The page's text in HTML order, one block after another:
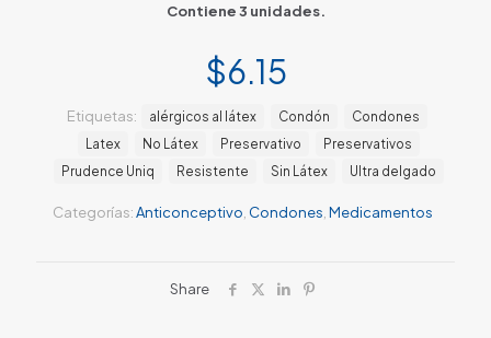
Contiene 3 unidades.
$6.15
Categorías:Anticonceptivo Condones Medicamentos
Etiquetas: alérgicos al látex Condón
Condones
Latex
No Látex Preservativo
Preservativos
Prudence Uniq
Resistente Sin Látex Ultra delgado
Share